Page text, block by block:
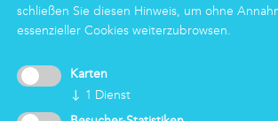
LOGIN
schließen Sie diesen Hinweis, um ohne
essenzieller Cookies weiterzubrowsen.
Karten
↓ 1 Dienst